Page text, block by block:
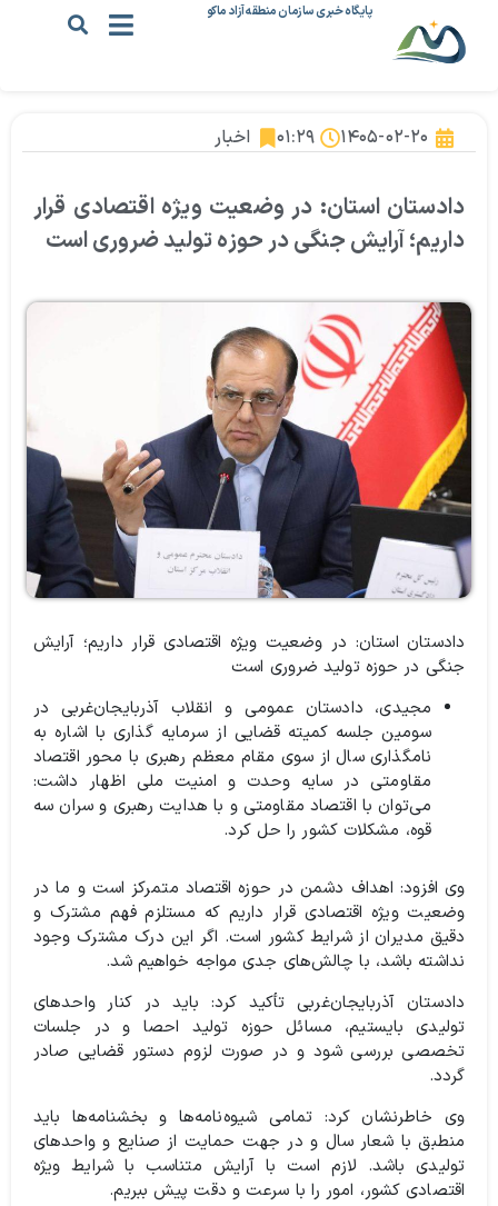
پایگاه خبری سازمان منطقه آزاد ماکو
۱۴۰۵-۰۲-۲۰ ۰۱:۲۹ اخبار
دادستان استان: در وضعیت ویژه اقتصادی قرار
داریم؛ آرایش جنگی در حوزه تولید ضروری است
دادستان استان: در وضعیت ویژه اقتصادی قرار داریم؛ آرایش
جنگی در حوزه تولید ضروری است
مجیدی، دادستان عمومی و انقلاب آذربایجان‌غربی در
سومین جلسه کمیته قضایی از سرمایه گذاری با اشاره به
نامگذاری سال از سوی مقام معظم رهبری با محور اقتصاد
مقاومتی در سایه وحدت و امنیت ملی اظهار داشت:
می‌توان با اقتصاد مقاومتی و با هدایت رهبری و سران سه
قوه، مشکلات کشور را حل کرد.
وی افزود: اهداف دشمن در حوزه اقتصاد متمرکز است و ما در
وضعیت ویژه اقتصادی قرار داریم که مستلزم فهم مشترک و
دقیق مدیران از شرایط کشور است. اگر این درک مشترک وجود
نداشته باشد، با چالش‌های جدی مواجه خواهیم شد.
دادستان آذربایجان‌غربی تأکید کرد: باید در کنار واحدهای
تولیدی بایستیم، مسائل حوزه تولید احصا و در جلسات
تخصصی بررسی شود و در صورت لزوم دستور قضایی صادر
گردد.
وی خاطرنشان کرد: تمامی شیوه‌نامه‌ها و بخشنامه‌ها باید
منطبق با شعار سال و در جهت حمایت از صنایع و واحدهای
تولیدی باشد. لازم است با آرایش متناسب با شرایط ویژه
اقتصادی کشور، امور را با سرعت و دقت پیش ببریم.